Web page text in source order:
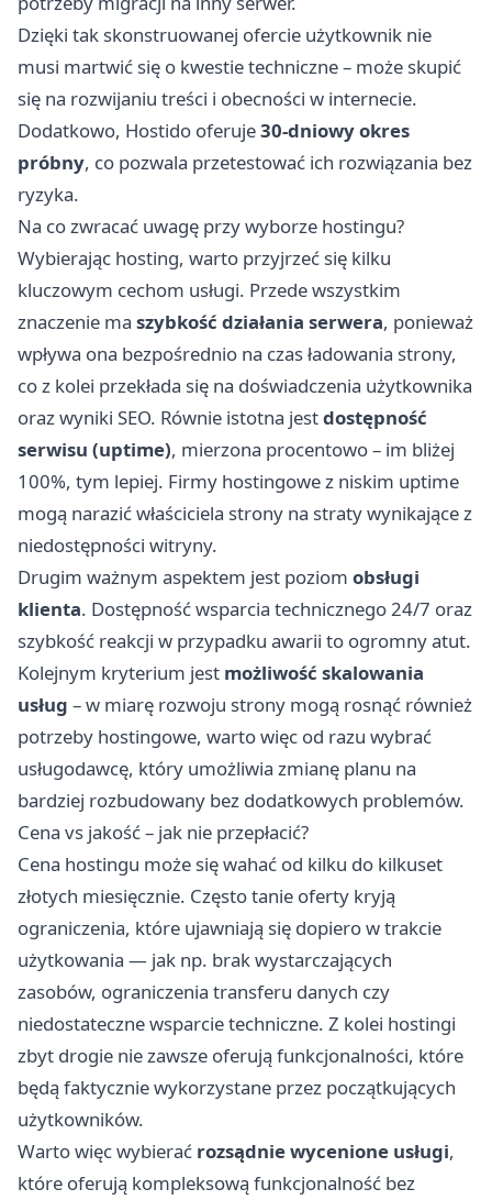
Dzięki tak skonstruowanej ofercie użytkownik nie
musi martwić się o kwestie techniczne – może skupić
się na rozwijaniu treści i obecności w internecie.
Dodatkowo, Hostido oferuje30-dniowy okres
próbny, co pozwala przetestować ich rozwiązania bez
ryzyka.
Na co zwracać uwagę przy wyborze hostingu?
Wybierając hosting, warto przyjrzeć się kilku
kluczowym cechom usługi. Przede wszystkim
znaczenie ma szybkość działania serwera, ponieważ
wpływa ona bezpośrednio na czas ładowania strony,
co z kolei przekłada się na doświadczenia użytkownika
oraz wyniki SEO. Równie istotna jestdostępność
serwisu (uptime), mierzona procentowo – im bliżej
100%, tym lepiej. Firmy hostingowe z niskim uptime
mogą narazić właściciela strony na straty wynikające z
niedostępności witryny.
Drugim ważnym aspektem jest poziom obsługi
klienta. Dostępność wsparcia technicznego 24/7 oraz
szybkość reakcji w przypadku awarii to ogromny atut.
Kolejnym kryterium jest możliwość skalowania
usług – w miarę rozwoju strony mogą rosnąć również
potrzeby hostingowe, warto więc od razu wybrać
usługodawcę, który umożliwia zmianę planu na
bardziej rozbudowany bez dodatkowych problemów.
Cena vs jakość – jak nie przepłacić?
Cena hostingu może się wahać od kilku do kilkuset
złotych miesięcznie. Często tanie oferty kryją
ograniczenia, które ujawniają się dopiero w trakcie
użytkowania — jak np. brak wystarczających
zasobów, ograniczenia transferu danych czy
niedostateczne wsparcie techniczne. Z kolei hostingi
zbyt drogie nie zawsze oferują funkcjonalności, które
będą faktycznie wykorzystane przez początkujących
użytkowników.
Warto więc wybierać rozsądnie wycenione usługi,
które oferują kompleksową funkcjonalność bez